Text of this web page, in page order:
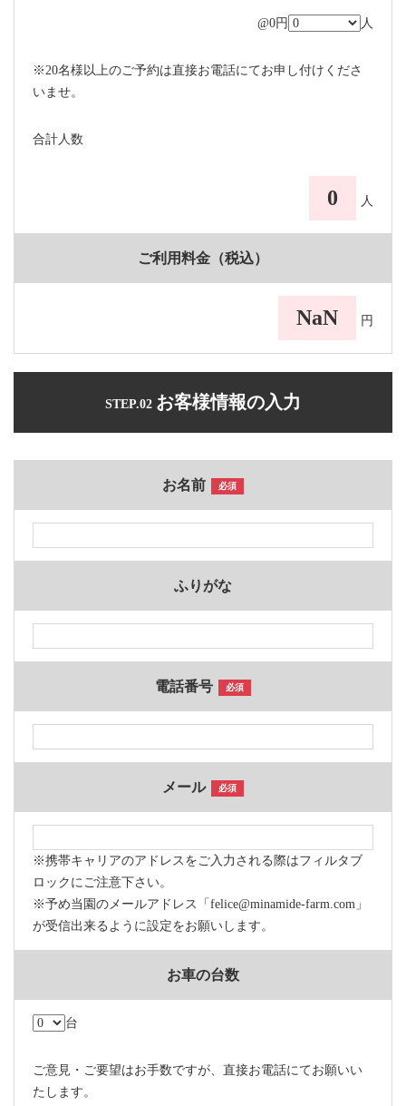
@0円 人
※20名様以上のご予約は直接お電話にてお申し付けくださ
いませ。
合計人数
0 人
ご利用料金（税込）
NaN 円
STEP.02 お客様情報の入力
お名前 必須
ふりがな
電話番号 必須
メール 必須
※携帯キャリアのアドレスをご入力される際はフィルタブ
ロックにご注意下さい。
※予め当園のメールアドレス「felice@minamide-farm.com」
が受信出来るように設定をお願いします。
お車の台数
台
ご意見・ご要望はお手数ですが、直接お電話にてお願いい
たします。